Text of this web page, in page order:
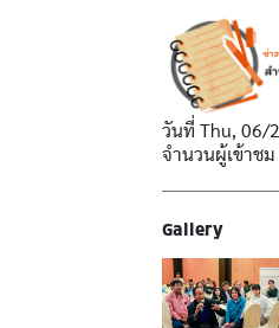
วันที่Thu, 06/
จำนวนผู้เข้าชม
Gallery